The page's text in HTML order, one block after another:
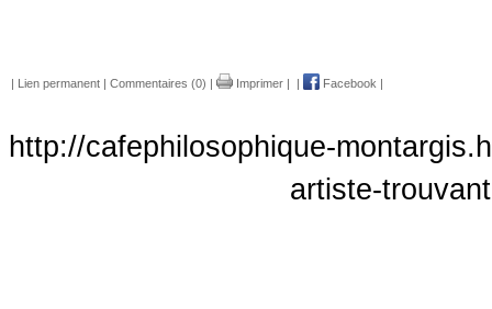
| Lien permanent | Commentaires (0) | Imprimer | | Facebook |
http://cafephilosophique-
artiste-